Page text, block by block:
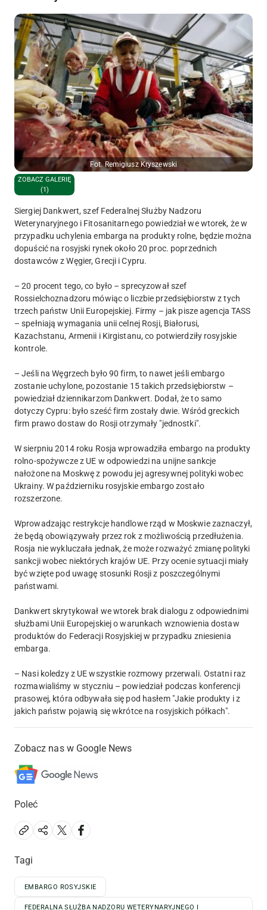
Fot. Remigiusz Kryszewski
ZOBACZ GALERIĘ
(1)
Siergiej Dankwert, szef Federalnej Służby Nadzoru
Weterynaryjnego i Fitosanitarnego powiedział we wtorek, że w
przypadku uchylenia embarga na produkty rolne, będzie można
dopuścić na rosyjski rynek około 20 proc. poprzednich
dostawców z Węgier, Grecji i Cypru.
– 20 procent tego, co było – sprecyzował szef
Rossielchoznadzoru mówiąc o liczbie przedsiębiorstw z tych
trzech państw Unii Europejskiej. Firmy – jak pisze agencja TASS
– spełniają wymagania unii celnej Rosji, Białorusi,
Kazachstanu, Armenii i Kirgistanu, co potwierdziły rosyjskie
kontrole.
– Jeśli na Węgrzech było 90 firm, to nawet jeśli embargo
zostanie uchylone, pozostanie 15 takich przedsiębiorstw –
powiedział dziennikarzom Dankwert. Dodał, że to samo
dotyczy Cypru: było sześć firm zostały dwie. Wśród greckich
firm prawo dostaw do Rosji otrzymały "jednostki".
W sierpniu 2014 roku Rosja wprowadziła embargo na produkty
rolno-spożywcze z UE w odpowiedzi na unijne sankcje
nałożone na Moskwę z powodu jej agresywnej polityki wobec
Ukrainy. W październiku rosyjskie embargo zostało
rozszerzone.
Wprowadzając restrykcje handlowe rząd w Moskwie zaznaczył,
że będą obowiązywały przez rok z możliwością przedłużenia.
Rosja nie wykluczała jednak, że może rozważyć zmianę polityki
sankcji wobec niektórych krajów UE. Przy ocenie sytuacji miały
być wzięte pod uwagę stosunki Rosji z poszczególnymi
państwami.
Dankwert skrytykował we wtorek brak dialogu z odpowiednimi
służbami Unii Europejskiej o warunkach wznowienia dostaw
produktów do Federacji Rosyjskiej w przypadku zniesienia
embarga.
– Nasi koledzy z UE wszystkie rozmowy przerwali. Ostatni raz
rozmawialiśmy w styczniu – powiedział podczas konferencji
prasowej, która odbywała się pod hasłem "Jakie produkty i z
jakich państw pojawią się wkrótce na rosyjskich półkach".
Zobacz nas w Google News
Poleć
Tagi
EMBARGO ROSYJSKIE
FEDERALNA SŁUŻBA NADZORU WETERYNARYJNEGO I